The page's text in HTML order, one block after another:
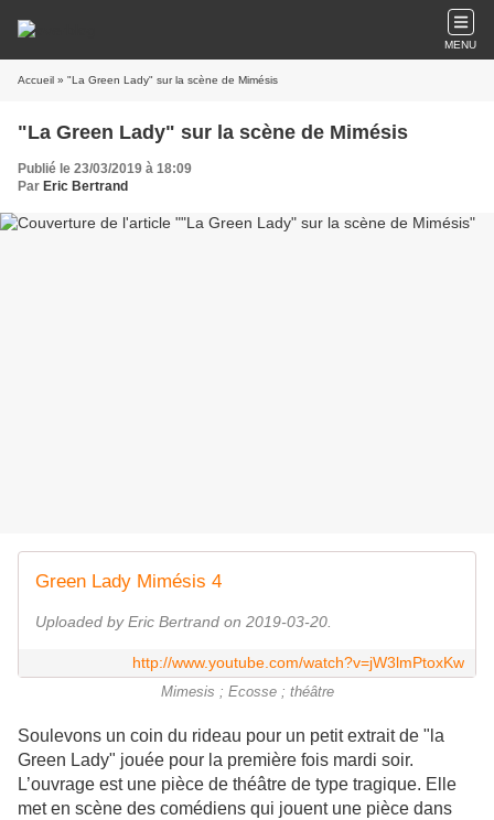
MENU
Accueil » "La Green Lady" sur la scène de Mimésis
"La Green Lady" sur la scène de Mimésis
Publié le 23/03/2019 à 18:09
Par Eric Bertrand
Green Lady Mimésis 4
Uploaded by Eric Bertrand on 2019-03-20.
http://www.youtube.com/watch?v=jW3lmPtoxKw
Mimesis ; Ecosse ; théâtre
Soulevons un coin du rideau pour un petit extrait de "la
Green Lady" jouée pour la première fois mardi soir.
L’ouvrage est une pièce de théâtre de type tragique. Elle
met en scène des comédiens qui jouent une pièce dans